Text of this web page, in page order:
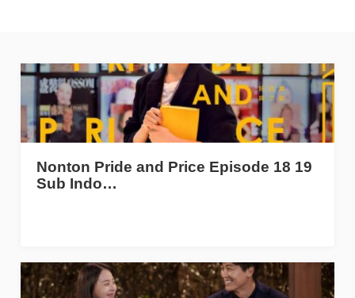
Nonton Pride and Price Episode 18 19
Sub Indo…